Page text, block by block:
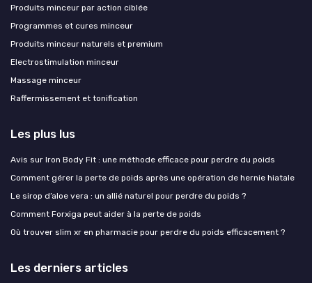
Produits minceur par action ciblée
Programmes et cures minceur
Produits minceur naturels et premium
Electrostimulation minceur
Massage minceur
Raffermissement et tonification
Les plus lus
Avis sur Iron Body Fit : une méthode efficace pour perdre du poids
Comment gérer la perte de poids après une opération de hernie hiatale
Le sirop d’aloe vera : un allié naturel pour perdre du poids ?
Comment Forxiga peut aider à la perte de poids
Où trouver slim xr en pharmacie pour perdre du poids efficacement ?
Les derniers articles